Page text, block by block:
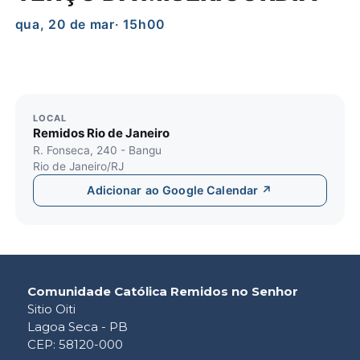
qua, 20 de mar· 15h00
LOCAL
Remidos Rio de Janeiro
R. Fonseca, 240 - Bangu
Rio de Janeiro/RJ
Adicionar ao Google Calendar ↗
Comunidade Católica Remidos no Senhor
Sitio Oiti
Lagoa Seca - PB
CEP: 58120-000